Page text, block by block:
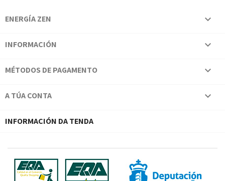
ENERGÍA ZEN 
INFORMACIÓN 
MÉTODOS DE PAGAMENTO 
A TÚA CONTA 
INFORMACIÓN DA TENDA